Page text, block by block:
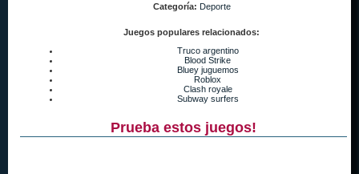
Categoría: Deporte
Juegos populares relacionados:
Truco argentino
Blood Strike
Bluey juguemos
Roblox
Clash royale
Subway surfers
Prueba estos juegos!